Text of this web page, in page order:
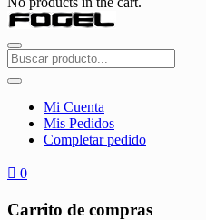
Mi Cuenta
Mis Pedidos
Completar pedido
0
Carrito de compras